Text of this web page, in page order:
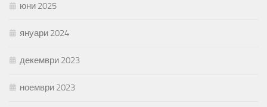
юни 2025
януари 2024
декември 2023
ноември 2023